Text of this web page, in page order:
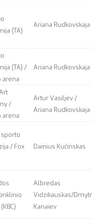
(TA)
Ariana Rudkovskaja
(TA) /
arena
Ariana Rudkovskaja
/
arena
Artur Vasiljev /
Ariana Rudkovskaja
sporto
/ Fox
Dainius Kučinskas
Albredas
Vidzikauskas/
Kanaiev